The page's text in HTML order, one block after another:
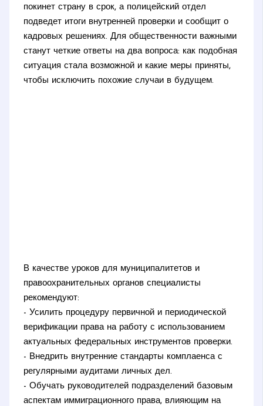
покинет страну в срок, а полицейский отдел
подведет итоги внутренней проверки и сообщит о
кадровых решениях. Для общественности важными
станут четкие ответы на два вопроса: как подобная
ситуация стала возможной и какие меры приняты,
чтобы исключить похожие случаи в будущем.
В качестве уроков для муниципалитетов и
правоохранительных органов специалисты
рекомендуют:
- Усилить процедуру первичной и периодической
верификации права на работу с использованием
актуальных федеральных инструментов проверки.
- Внедрить внутренние стандарты комплаенса с
регулярными аудитами личных дел.
- Обучать руководителей подразделений базовым
аспектам иммиграционного права, влияющим на